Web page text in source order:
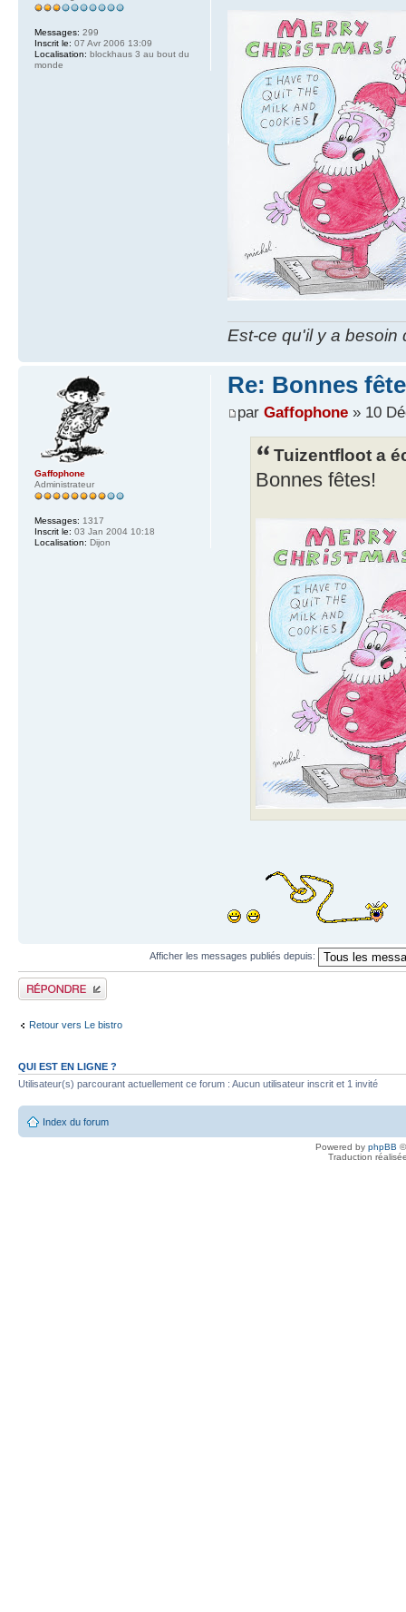
Est-ce qu'il y a besoin
Messages: 299
Inscrit le: 07 Avr 2006 13:09
Localisation: blockhaus 3 au bout du
monde
Re: Bonnes
par Gaffophone» 10
Tuizentfloot a
Bonnes fêtes!
Gaffophone
Administrateur
Messages: 1317
Inscrit le: 03 Jan 2004 10:18
Localisation: Dijon
Afficher les messages publiés depuis:
Publier une réponse
Retour vers Le bistro
QUI EST EN LIGNE ?
Utilisateur(s) parcourant actuellement ce forum : Aucun utilisateur inscrit et 1 invité
Index du forum
Powered by phpBB
Traduction